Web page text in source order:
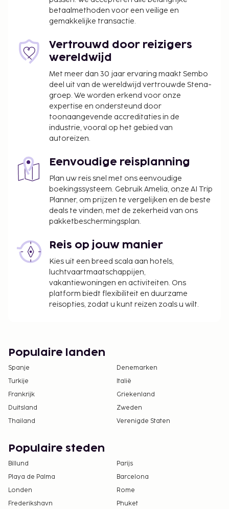
20 per persoon
Toeslag voor huisdieren: BRL 25 per huisdier, per
Assistentiedieren zijn vrijgesteld van toeslagen
borgsommen zijn mogelijk excl. btw en kunnen
Ouders of wettelijke voogden die reizen met
kinderen van jonger dan 18 jaar dienen bij het
inchecken de geboorteakte en een
paspoort) te overhandigen. Als er bij
internationale reizen naar Brazilië slechts één
van de ouders met een kind reist, dan dient hij
of zij, naast de geboorteakte en een
identiteitsbewijs met foto, een notarieel
bekrachtigde brief te overhandigen waarin
ouder. Als de ouders of de wettelijke voogd niet
in staat of niet bereid zijn om deze
toestemming te presenteren, dan is er een
juridische toestemming nodig. Mensen die met
kinderen naar Brazilië reizen dienen voor
vertrek met het Braziliaanse consulaat te
betaalmethoden voor een veilige en
gemakkelijke transactie.
Vertrouwd door reizigers
wereldwijd
Met meer dan 30 jaar ervaring maakt Sembo
deel uit van de wereldwijd vertrouwde Stena-
groep. We worden erkend voor onze
expertise en ondersteund door
toonaangevende accreditaties in de
industrie, vooral op het gebied van
autoreizen.
Eenvoudige reisplanning
Plan uw reis snel met ons eenvoudige
boekingssysteem. Gebruik Amelia, onze AI Trip
Planner, om prijzen te vergelijken en de beste
deals te vinden, met de zekerheid van ons
pakketbeschermingsplan.
Reis op jouw manier
Kies uit een breed scala aan hotels,
luchtvaartmaatschappijen,
vakantiewoningen en activiteiten. Ons
platform biedt flexibiliteit en duurzame
reisopties, zodat u kunt reizen zoals u wilt.
Populaire landen
Spanje
Denemarken
Turkije
Italië
Frankrijk
Griekenland
Duitsland
Zweden
Thailand
Verenigde Staten
Populaire steden
Billund
Parijs
Playa de Palma
Barcelona
Londen
Rome
Frederikshavn
Phuket